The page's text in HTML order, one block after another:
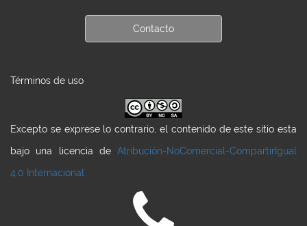
Contacto
Términos de uso
Excepto se exprese lo contrario, el contenido de este sitio esta
bajo una licencia de Atribución-NoComercial-CompartirIgual
4.0 Internacional